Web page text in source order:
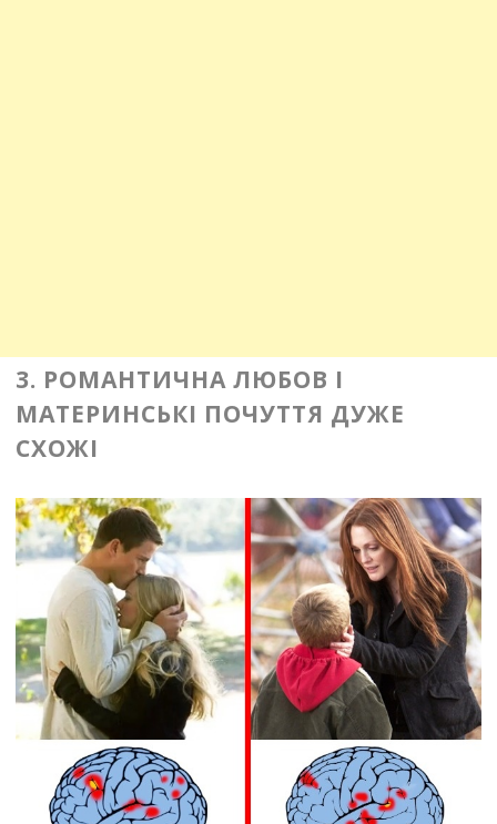
3. РОМАНТИЧНА ЛЮБОВ І
МАТЕРИНСЬКІ ПОЧУТТЯ ДУЖЕ
СХОЖІ